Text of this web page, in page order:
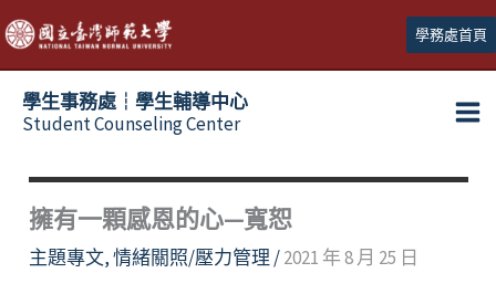
跳
至
主
學務處首頁
學生事務處┆學生輔導中心
Student Counseling Center
擁有一顆感恩的心—寬恕
主題專文,情緒關照/壓力管理 /2021 年 8 月 25 日